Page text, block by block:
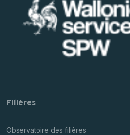
Filières
Observatoire des filières